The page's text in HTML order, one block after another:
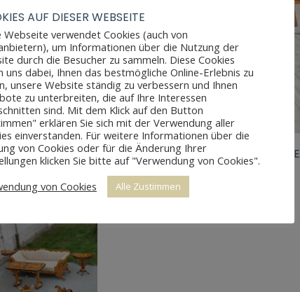
DÉCO
AUSZIEHTISCH UND 12 STÜHLE
AUF DIESER WEBSEITE
Webseite verwendet Cookies (auch von
um Informationen über die Nutzung der
durch die Besucher zu sammeln. Diese Cookies
uns dabei, Ihnen das bestmögliche Online-Erlebnis zu
unsere Website ständig zu verbessern und Ihnen
zu unterbreiten, die auf Ihre Interessen
sind. Mit dem Klick auf den Button
erklären Sie sich mit der Verwendung aller
einverstanden. Für weitere Informationen über die
von Cookies oder für die Änderung Ihrer
klicken Sie bitte auf "Verwendung von Cookies".
von Cookies
Alle Zustimmen